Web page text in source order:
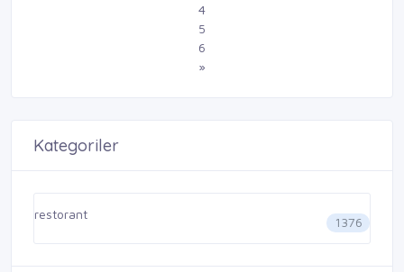
4
5
6
»
Kategoriler
restorant
1376